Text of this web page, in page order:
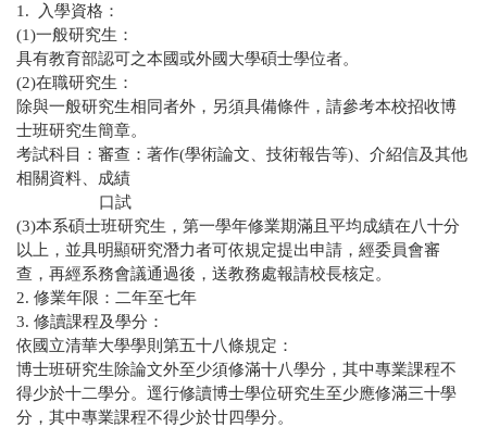
1.
入學資格：
(1)一般研究生：
具有教育部認可之本國或外國大學碩士學位者。
(2)在職研究生：
除與一般研究生相同者外，另須具備條件，請參考本校招收博
士班研究生簡章。
考試科目：審查：著作(學術論文、技術報告等) 、介紹信及其他
相關資料、成績
口試
(3)本系碩士班研究生，第一學年修業期滿且平均成績在八十分
以上，並具明顯研究潛力者可依規定提出申請，經委員會審
查，再經系務會議通過後，送教務處報請校長核定。
2. 修業年限：二年至七年
3. 修讀課程及學分：
依國立清華大學學則第五十八條規定：
博士班研究生除論文外至少須修滿十八學分，其中專業課程不
得少於十二學分。逕行修讀博士學位研究生至少應修滿三十學
分，其中專業課程不得少於廿四學分。